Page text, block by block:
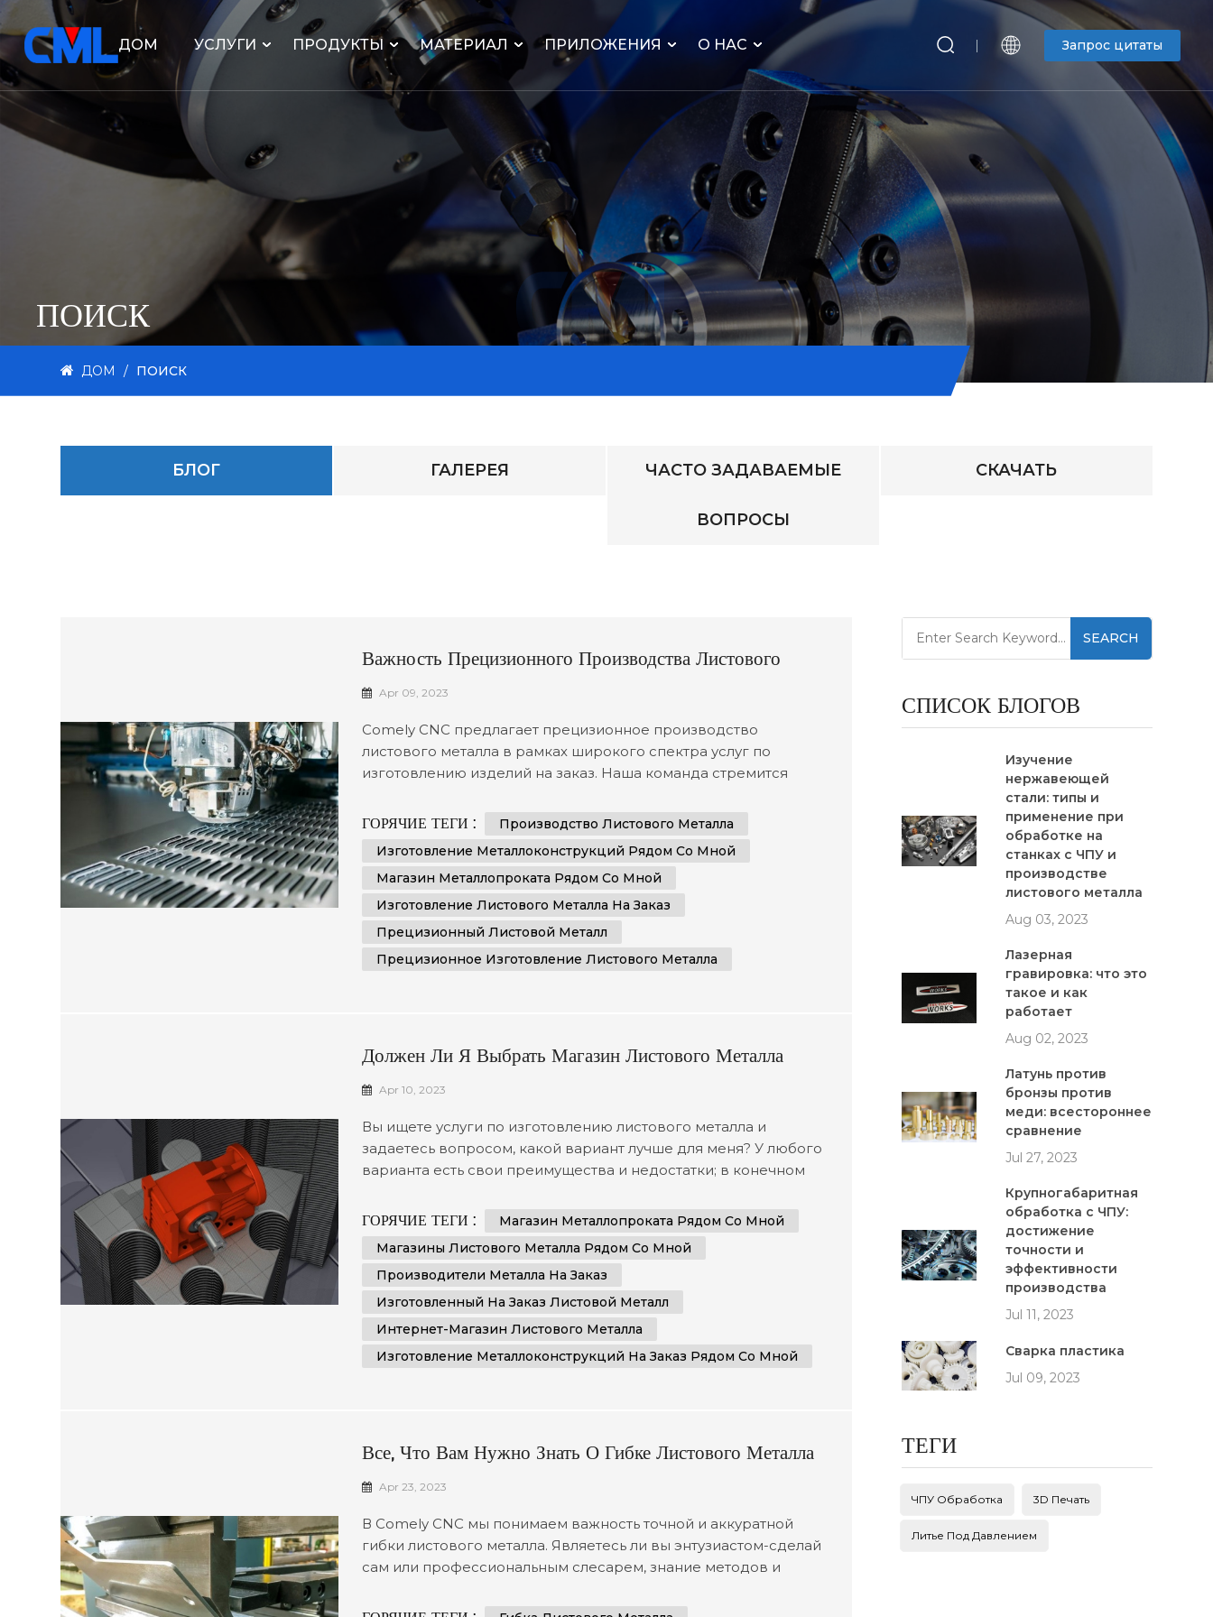
ДОМ УСЛУГИ ПРОДУКТЫ МАТЕРИАЛ ПРИЛОЖЕНИЯ О НАС Запрос цитаты
ПОИСК
ДОМ / ПОИСК
БЛОГ ГАЛЕРЕЯ ЧАСТО ЗАДАВАЕМЫЕ
ВОПРОСЫ
СКАЧАТЬ
Важность Прецизионного Производства Листового
Металла
Apr 09, 2023
Comely CNC предлагает прецизионное производство
листового металла в рамках широкого спектра услуг по
изготовлению изделий на заказ. Наша команда стремится
производственные решения с использованием передовых
каждом требуемом вами проекте. Мы стремимся к достижению
превосходных результатов, используя передо...
ГОРЯЧИЕ ТЕГИ :
Производство Листового Металла
Изготовление Металлоконструкций Рядом Со Мной
Магазин Металлопроката Рядом Со Мной
Изготовление Листового Металла На Заказ
Прецизионный Листовой Металл
Прецизионное Изготовление Листового Металла
Должен Ли Я Выбрать Магазин Листового Металла
Рядом Со Мной Или Интернет-Магазин Листового
Apr 10, 2023
Вы ищете услуги по изготовлению листового металла и
задаетесь вопросом, какой вариант лучше для меня? У любого
варианта есть свои преимущества и недостатки; в конечном
требованиям и предпочтениям. В этом эссе мы сравним и
листового металла по сравнению с интернет-магазином
листового металла. Кроме того,...
ГОРЯЧИЕ ТЕГИ :
Магазин Металлопроката Рядом Со Мной
Магазины Листового Металла Рядом Со Мной
Производители Металла На Заказ
Изготовленный На Заказ Листовой Металл
Интернет-Магазин Листового Металла
Изготовление Металлоконструкций На Заказ Рядом Со Мной
Все, Что Вам Нужно Знать О Гибке Листового Металла
Apr 23, 2023
В Comely CNC мы понимаем важность точной и аккуратной
гибки листового металла. Являетесь ли вы энтузиастом-сделай
сам или профессиональным слесарем, знание методов и
безупречного результата. В этом всеобъемлющем руководстве
SEARCH
СПИСОК БЛОГОВ
Изучение
нержавеющей
стали: типы и
применение при
обработке на
станках с ЧПУ и
производстве
листового металла
Aug 03, 2023
Лазерная
гравировка: что это
такое и как
работает
Aug 02, 2023
Латунь против
бронзы против
меди: всестороннее
сравнение
Jul 27, 2023
Крупногабаритная
обработка с ЧПУ:
достижение
точности и
эффективности
производства
Jul 11, 2023
Сварка пластика
Jul 09, 2023
ТЕГИ
ЧПУ Обработка 3D Печать
Литье Под Давлением